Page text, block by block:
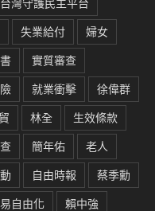
失業給付
婦女
實質審查
就業衝擊
徐偉群
林全
生效條款
簡年佑
老人
自由時報
蔡季勳
自由化
賴中強